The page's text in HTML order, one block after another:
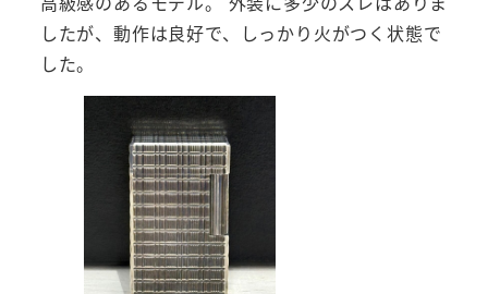
したが、動作は良好で、しっかり火がつく状態で
した。